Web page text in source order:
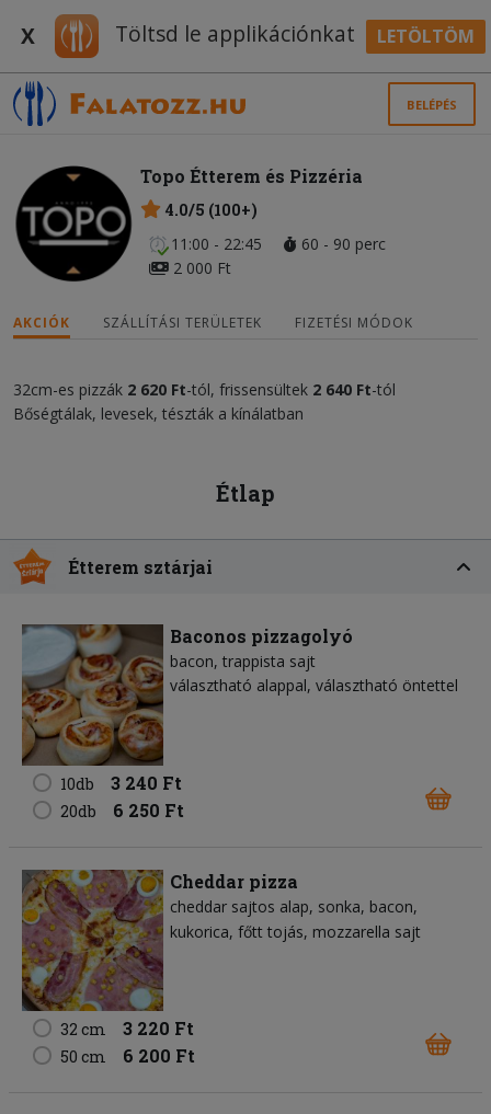
X Töltsd le applikációnkat LETÖLTÖM
BELÉPÉS
Topo Étterem és Pizzéria
4.0/5 (100+)
11:00 - 22:45
60 - 90 perc
2 000 Ft
AKCIÓK SZÁLLÍTÁSI TERÜLETEK FIZETÉSI MÓDOK
32cm-es pizzák 2 620 Ft-tól, frissensültek 2 640 Ft-tól
Bőségtálak, levesek, tészták a kínálatban
Étlap
Étterem sztárjai
Baconos pizzagolyó
bacon trappista sajt
választható alappal, választható öntettel
10db 3 240 Ft
20db 6 250 Ft
Cheddar pizza
cheddar sajtos alap sonka bacon
kukorica főtt tojás mozzarella sajt
32 cm 3 220 Ft
50 cm 6 200 Ft